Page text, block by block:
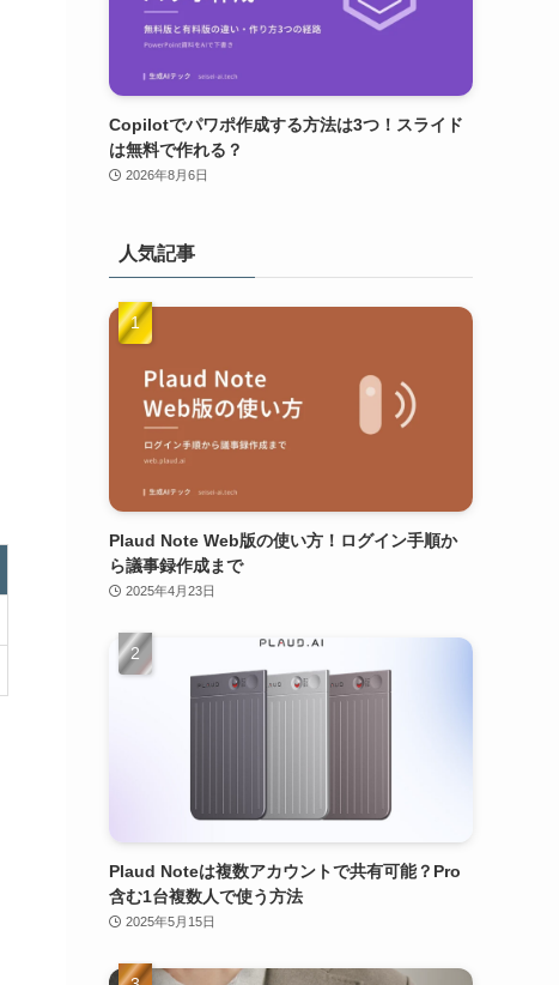
Copilotでパワポ作成する方法は3つ！スライド
は無料で作れる？
2026年8月6日
人気記事
Plaud Note Web版の使い方！ログイン手順か
ら議事録作成まで
2025年4月23日
Plaud Noteは複数アカウントで共有可能？Pro
含む1台複数人で使う方法
2025年5月15日